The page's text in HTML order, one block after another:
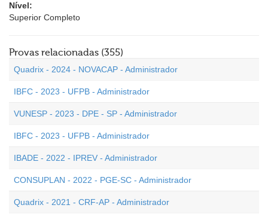
Nível:
Superior Completo
Provas relacionadas (355)
Quadrix - 2024 - NOVACAP - Administrador
IBFC - 2023 - UFPB - Administrador
VUNESP - 2023 - DPE - SP - Administrador
IBFC - 2023 - UFPB - Administrador
IBADE - 2022 - IPREV - Administrador
CONSUPLAN - 2022 - PGE-SC - Administrador
Quadrix - 2021 - CRF-AP - Administrador